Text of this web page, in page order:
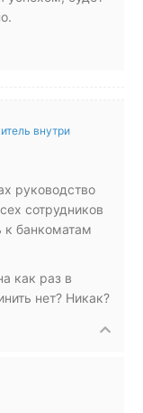
внутри
руководство
сотрудников
к банкоматам
как раз в
нет? Никак?